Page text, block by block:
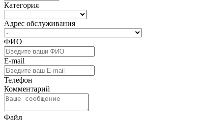
Категория
Адрес обслуживания
ФИО
E-mail
Телефон
Комментарий
Файл